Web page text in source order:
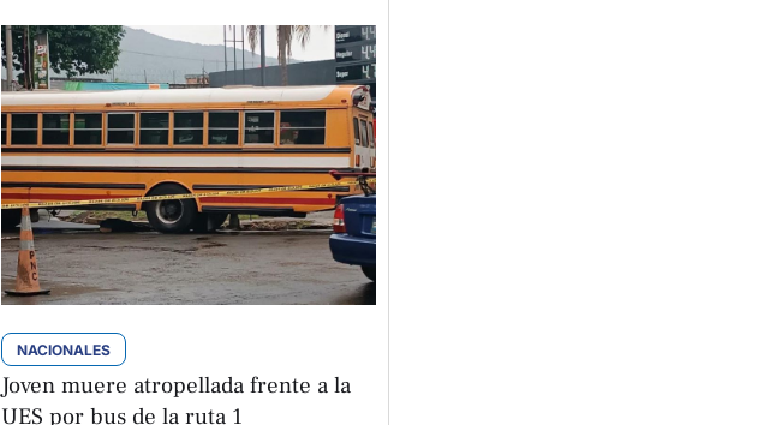
NACIONALES
Joven muere atropellada frente a la
UES por bus de la ruta 1